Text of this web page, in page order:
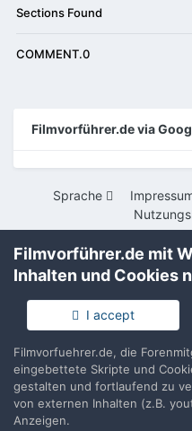
Sections Found
COMMENT.0
Filmvorführer.de via
Sprache
Powered by
Filmvorführer.de mit
Inhalten und Cookies
I accept
Filmvorfuehrer.de, die
eingebettete Skripte und
gestalten und fortlaufend zu
von externen Inhalten (z.B.
Anzeigen.